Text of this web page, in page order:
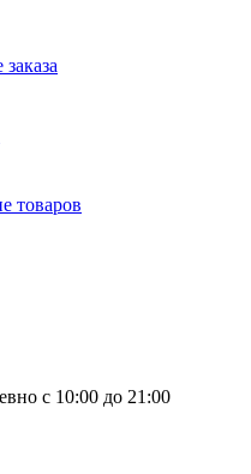
товаров
с 10:00 до 21:00